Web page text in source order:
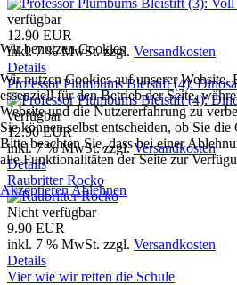
verfügbar
12.90 EUR
inkl. 7 % MwSt. zzgl. Versandkosten
Details
Professor Plumbums Bleistift (4):
verfügbar
12.90 EUR
inkl. 7 % MwSt. zzgl.Versandkosten
Details
Raubritter Rocko
Nicht verfügbar
9.90 EUR
inkl. 7 % MwSt. zzgl. Versandkosten
Details
Vier wie wir retten die Schule
Wir benutzen Cookies
Wir nutzen Cookies auf unserer Website.
essenziell für den Betrieb der Seite,
Website und die Nutzererfahrung zu
Sie können selbst entscheiden, ob Sie die
Bitte beachten Sie, dass bei einer
alle Funktionalitäten der Seite zur
AkzeptierenAblehnen